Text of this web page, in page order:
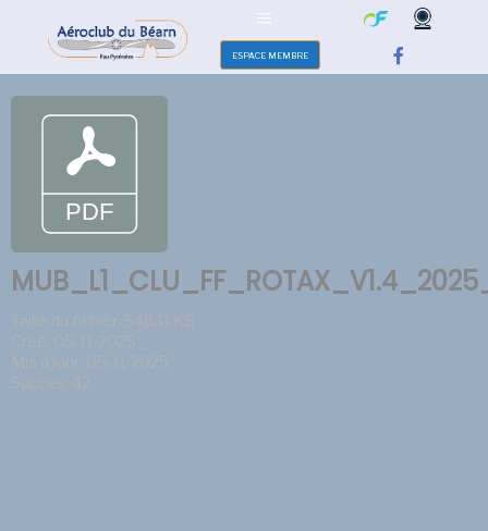
ESPACE MEMBRE
Taille du fichier: 548.11 KB
Créé: 05-11-2025
Mis à jour: 05-11-2025
Succès: 42